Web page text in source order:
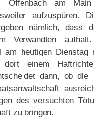
Offenbach am Main
aufzuspüren.
nämlich, dass
Verwandten aufhält.
am heutigen Dienstag
einem
dann, ob die
des versuchten
zu bringen.